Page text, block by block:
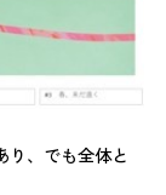
り、でも全体と